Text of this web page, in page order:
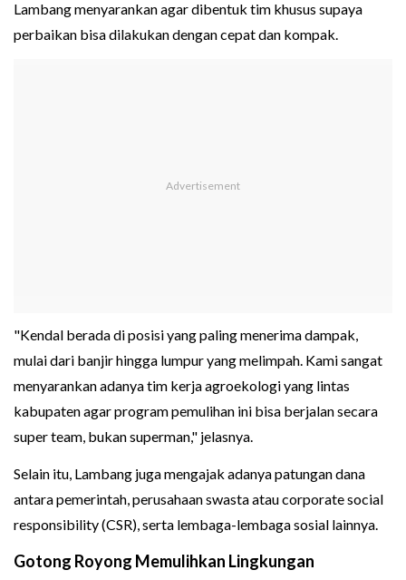
Lambang menyarankan agar dibentuk tim khusus supaya
perbaikan bisa dilakukan dengan cepat dan kompak.
"Kendal berada di posisi yang paling menerima dampak,
mulai dari banjir hingga lumpur yang melimpah. Kami sangat
menyarankan adanya tim kerja agroekologi yang lintas
kabupaten agar program pemulihan ini bisa berjalan secara
super team, bukan superman," jelasnya.
Selain itu, Lambang juga mengajak adanya patungan dana
antara pemerintah, perusahaan swasta atau corporate social
responsibility (CSR), serta lembaga-lembaga sosial lainnya.
Gotong Royong Memulihkan Lingkungan